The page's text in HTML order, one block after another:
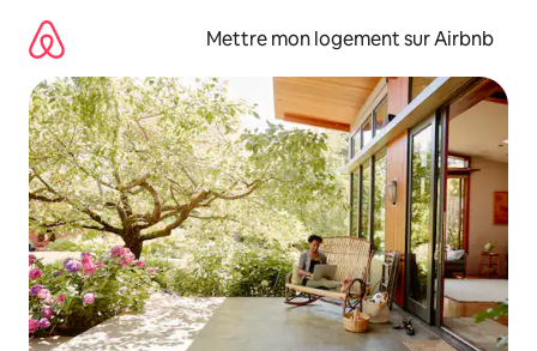
directement
contenu
Mettre mon logement sur Airbnb